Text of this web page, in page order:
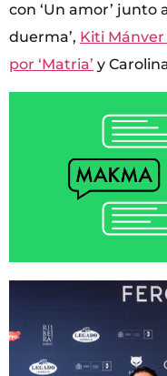
con ‘Un amor’ junto
duerma’, Kiti Mánver
por ‘Matria’ y